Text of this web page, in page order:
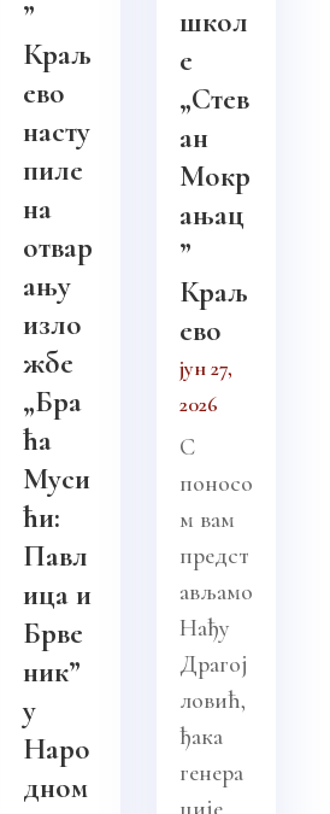
”
Краљ
ево
насту
пиле
на
отвар
ању
изло
жбе
„Бра
ћа
Муси
ћи:
Павл
ица и
Брве
ник”
у
Наро
дном
школ
е
„Стев
ан
Мокр
ањац
”
Краљ
ево
јун 27,
2026
С
поносо
м вам
предст
ављамо
Нађу
Драгој
ловић,
ђака
генера